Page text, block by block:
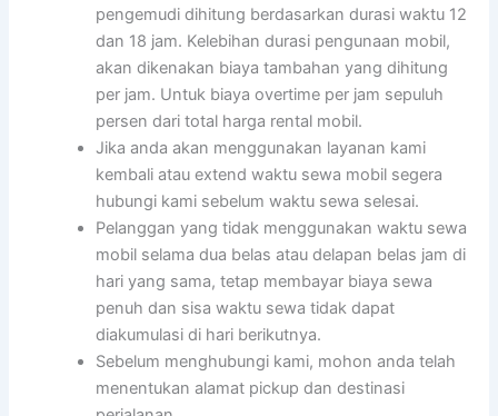
pengemudi dihitung berdasarkan durasi waktu 12
dan 18 jam. Kelebihan durasi pengunaan mobil,
akan dikenakan biaya tambahan yang dihitung
per jam. Untuk biaya overtime per jam sepuluh
persen dari total harga rental mobil.
Jika anda akan menggunakan layanan kami
kembali atau extend waktu sewa mobil segera
hubungi kami sebelum waktu sewa selesai.
Pelanggan yang tidak menggunakan waktu sewa
mobil selama dua belas atau delapan belas jam di
hari yang sama, tetap membayar biaya sewa
penuh dan sisa waktu sewa tidak dapat
diakumulasi di hari berikutnya.
Sebelum menghubungi kami, mohon anda telah
menentukan alamat pickup dan destinasi